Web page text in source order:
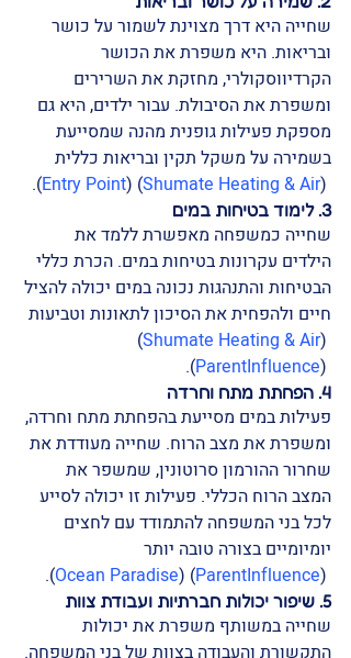
שחייה היא דרך מצוינת לשמור על כושר
ובריאות. היא משפרת את הכושר
הקרדיווסקולרי, מחזקת את השרירים
ומשפרת את הסיבולת. עבור ילדים, היא גם
מספקת פעילות גופנית מהנה שמסייעת
בשמירה על משקל תקין ובריאות כללית​
(
Shumate Heating & Air
)​​ (
Entry Point
)​.
3. לימוד בטיחות במים
שחייה כמשפחה מאפשרת ללמד את
הילדים עקרונות בטיחות במים. הכרת כללי
הבטיחות והתנהגות נכונה במים יכולה להציל
חיים ולהפחית את הסיכון לתאונות וטביעות​
(
Shumate Heating & Air
)​​
(
ParentInfluence
)​.
4. הפחתת מתח וחרדה
פעילות במים מסייעת בהפחתת מתח וחרדה,
ומשפרת את מצב הרוח. שחייה מעודדת את
שחרור ההורמון סרוטונין, שמשפר את
המצב הרוח הכללי. פעילות זו יכולה לסייע
לכל בני המשפחה להתמודד עם לחצים
יומיומיים בצורה טובה יותר​
(
ParentInfluence
)​​ (
Ocean Paradise
)​.
5. שיפור יכולות חברתיות ועבודת צוות
שחייה במשותף משפרת את יכולות
התקשורת והעבודה בצוות של בני המשפחה.